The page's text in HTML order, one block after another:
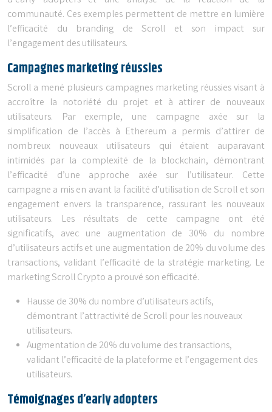
communauté. Ces exemples permettent de mettre en lumière
l’efficacité du branding de Scroll et son impact sur
l’engagement des utilisateurs.
Campagnes marketing réussies
Scroll a mené plusieurs campagnes marketing réussies visant à
accroître la notoriété du projet et à attirer de nouveaux
utilisateurs. Par exemple, une campagne axée sur la
simplification de l’accès à Ethereum a permis d’attirer de
nombreux nouveaux utilisateurs qui étaient auparavant
intimidés par la complexité de la blockchain, démontrant
l’efficacité d’une approche axée sur l’utilisateur. Cette
campagne a mis en avant la facilité d’utilisation de Scroll et son
engagement envers la transparence, rassurant les nouveaux
utilisateurs. Les résultats de cette campagne ont été
significatifs, avec une augmentation de 30% du nombre
d’utilisateurs actifs et une augmentation de 20% du volume des
transactions, validant l’efficacité de la stratégie marketing. Le
marketing Scroll Crypto a prouvé son efficacité.
Hausse de 30% du nombre d’utilisateurs actifs,
démontrant l’attractivité de Scroll pour les nouveaux
utilisateurs.
Augmentation de 20% du volume des transactions,
validant l’efficacité de la plateforme et l’engagement des
utilisateurs.
Témoignages d’early adopters